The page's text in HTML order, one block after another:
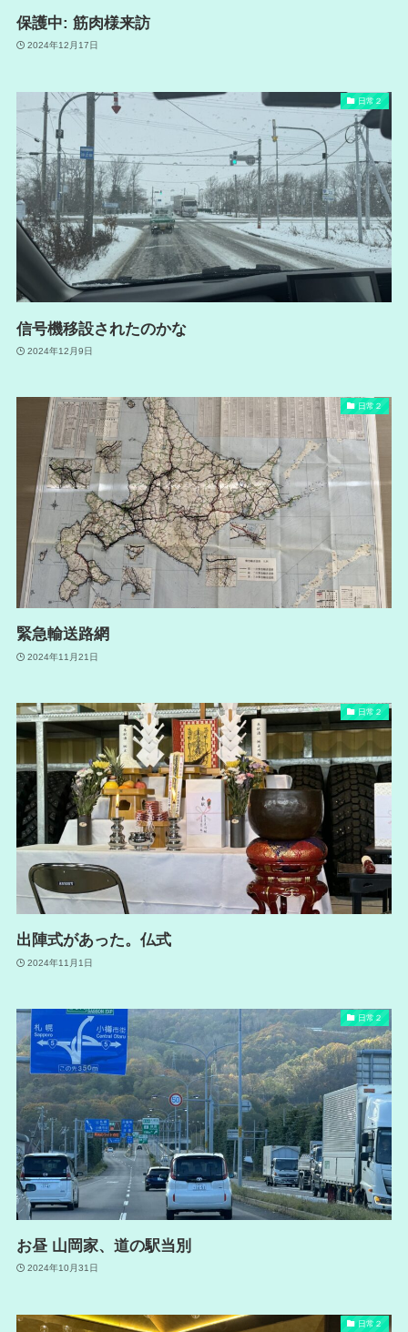
保護中: 筋肉様来訪
2024年12月17日
日常２
信号機移設されたのかな
2024年12月9日
日常２
緊急輸送路網
2024年11月21日
日常２
出陣式があった。仏式
2024年11月1日
日常２
お昼 山岡家、道の駅当別
2024年10月31日
日常２